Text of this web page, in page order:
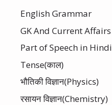
English Grammar
GK And Current Affairs
Part of Speech in Hindi
Tense(काल)
भौतिकी विज्ञान(Physics)
रसायन विज्ञान(Chemistry)